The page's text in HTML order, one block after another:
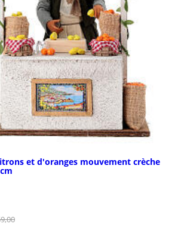
et d'oranges mouvement crèche